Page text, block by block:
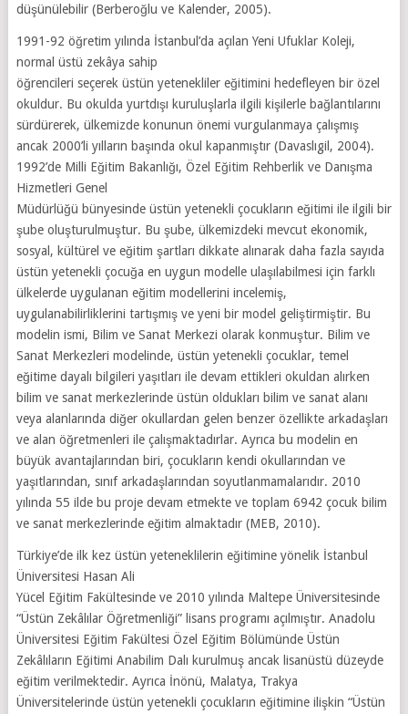
düşünülebilir (Berberoğlu ve Kalender, 2005).
1991-92 öğretim yılında İstanbul’da açılan Yeni Ufuklar Koleji,
normal üstü zekâya sahip
öğrencileri seçerek üstün yetenekliler eğitimini hedefleyen bir özel
okuldur. Bu okulda yurtdışı kuruluşlarla ilgili kişilerle bağlantılarını
sürdürerek, ülkemizde konunun önemi vurgulanmaya çalışmış
ancak 2000’li yılların başında okul kapanmıştır (Davaslıgil, 2004).
1992’de Milli Eğitim Bakanlığı, Özel Eğitim Rehberlik ve Danışma
Hizmetleri Genel
Müdürlüğü bünyesinde üstün yetenekli çocukların eğitimi ile ilgili bir
şube oluşturulmuştur. Bu şube, ülkemizdeki mevcut ekonomik,
sosyal, kültürel ve eğitim şartları dikkate alınarak daha fazla sayıda
üstün yetenekli çocuğa en uygun modelle ulaşılabilmesi için farklı
ülkelerde uygulanan eğitim modellerini incelemiş,
uygulanabilirliklerini tartışmış ve yeni bir model geliştirmiştir. Bu
modelin ismi, Bilim ve Sanat Merkezi olarak konmuştur. Bilim ve
Sanat Merkezleri modelinde, üstün yetenekli çocuklar, temel
eğitime dayalı bilgileri yaşıtları ile devam ettikleri okuldan alırken
bilim ve sanat merkezlerinde üstün oldukları bilim ve sanat alanı
veya alanlarında diğer okullardan gelen benzer özellikte arkadaşları
ve alan öğretmenleri ile çalışmaktadırlar. Ayrıca bu modelin en
büyük avantajlarından biri, çocukların kendi okullarından ve
yaşıtlarından, sınıf arkadaşlarından soyutlanmamalarıdır. 2010
yılında 55 ilde bu proje devam etmekte ve toplam 6942 çocuk bilim
ve sanat merkezlerinde eğitim almaktadır (MEB, 2010).
Türkiye’de ilk kez üstün yeteneklilerin eğitimine yönelik İstanbul
Üniversitesi Hasan Ali
Yücel Eğitim Fakültesinde ve 2010 yılında Maltepe Üniversitesinde
“Üstün Zekâlılar Öğretmenliği” lisans programı açılmıştır. Anadolu
Üniversitesi Eğitim Fakültesi Özel Eğitim Bölümünde Üstün
Zekâlıların Eğitimi Anabilim Dalı kurulmuş ancak lisanüstü düzeyde
eğitim verilmektedir. Ayrıca İnönü, Malatya, Trakya
Üniversitelerinde üstün yetenekli çocukların eğitimine ilişkin “Üstün